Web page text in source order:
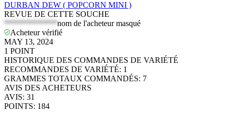
DURBAN DEW ( POPCORN MINI )
REVUE DE CETTE SOUCHE
*************nom de l'acheteur masqué
Acheteur vérifié
MAY 13, 2024
1 POINT
HISTORIQUE DES COMMANDES DE VARIÉTÉ
RECOMMANDES DE VARIÉTÉ: 1
GRAMMES TOTAUX COMMANDÉS: 7
AVIS DES ACHETEURS
AVIS: 31
POINTS: 184